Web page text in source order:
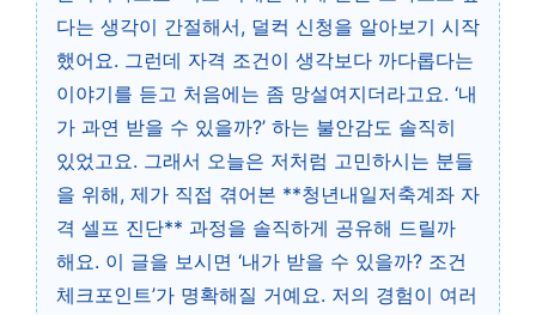
다는 생각이 간절해서, 덜컥 신청을 알아보기 시작
했어요. 그런데 자격 조건이 생각보다 까다롭다는
이야기를 듣고 처음에는 좀 망설여지더라고요. ‘내
가 과연 받을 수 있을까?’ 하는 불안감도 솔직히
있었고요. 그래서 오늘은 저처럼 고민하시는 분들
을 위해, 제가 직접 겪어본 **청년내일저축계좌 자
격 셀프 진단** 과정을 솔직하게 공유해 드릴까
해요. 이 글을 보시면 ‘내가 받을 수 있을까? 조건
체크포인트’가 명확해질 거예요. 저의 경험이 여러